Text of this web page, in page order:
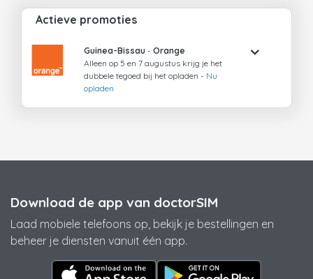
Actieve promoties
Guinea-Bissau- Orange
Alleen op 5 en 7 augustus krijg je het
dubbele tegoed bij het opladen - Nu
opladen
Download de app van doctorSIM
Laad mobiele telefoons op, bekijk je bestellingen en
beheer je diensten vanuit één app.